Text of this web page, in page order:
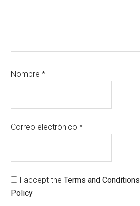
Nombre*
Correo electrónico*
I accept theTerms and Conditions
Policy